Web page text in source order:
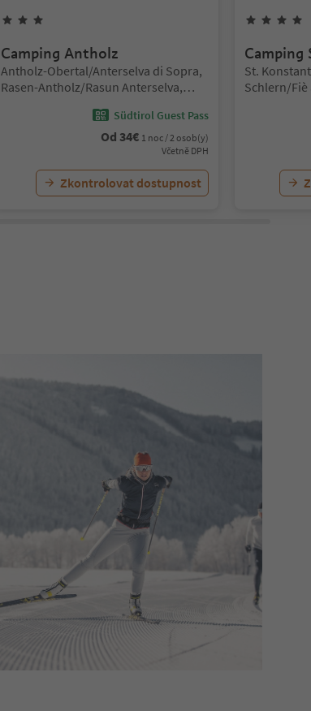
Camping Antholz
Lokalita:
Antholz-Obertal/Anterselva di Sopra,
Rasen-Antholz/Rasun Anterselva,
Südtirol Guest Pass
Od 34€ 1 noc / 2 osob(y)
Včetně DPH
Zkontrolovat dostupnost
Camping
Lokalita:
St.
Schlern/